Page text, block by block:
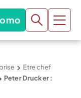
Etre chef
Peter Drucker :